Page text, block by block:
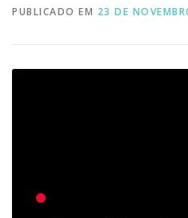
PUBLICADO EM 23 DE